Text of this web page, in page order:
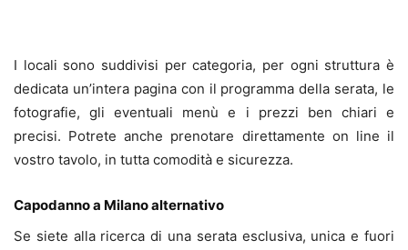
I locali sono suddivisi per categoria, per ogni struttura è
dedicata un’intera pagina con il programma della serata, le
fotografie, gli eventuali menù e i prezzi ben chiari e
precisi. Potrete anche prenotare direttamente on line il
vostro tavolo, in tutta comodità e sicurezza.
Capodanno a Milano alternativo
Se siete alla ricerca di una serata esclusiva, unica e fuori